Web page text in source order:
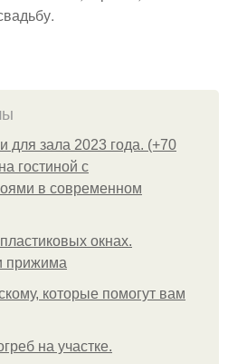
для зала 2023 года. (+70
гостиной с
в современном
окнах.
прижима
которые помогут вам
на участке.